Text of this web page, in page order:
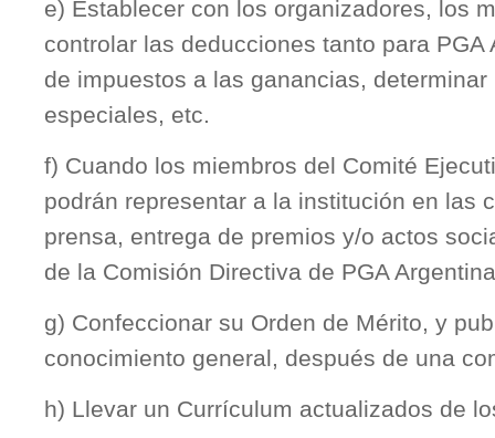
e) Establecer con los organizadores, los
controlar las deducciones tanto para PGA
de impuestos a las ganancias,
especiales, etc.
f) Cuando los miembros del Comité
podrán representar a la institución en las
prensa, entrega de premios y/o actos
de la Comisión Directiva de PGA
g) Confeccionar su Orden de Mérito, y
conocimiento general, después de una
h) Llevar un Currículum actualizados de